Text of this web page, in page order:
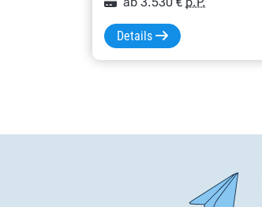
Details